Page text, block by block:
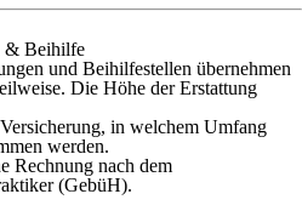
& Beihilfe
und Beihilfestellen übernehmen
Die Höhe der Erstattung
in welchem Umfang
werden.
Rechnung nach dem
(GebüH).